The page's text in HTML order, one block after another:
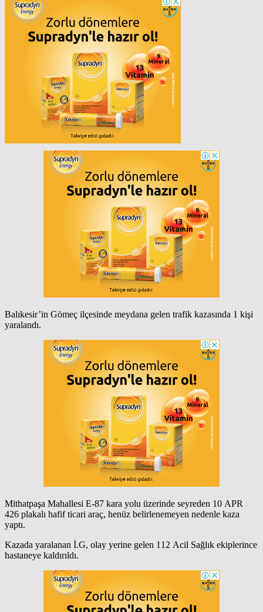
Balıkesir’in Gömeç ilçesinde meydana gelen trafik kazasında 1 kişi
yaralandı.
Mithatpaşa Mahallesi E-87 kara yolu üzerinde seyreden 10 APR
426 plakalı hafif ticari araç, henüz belirlenemeyen nedenle kaza
yaptı.
Kazada yaralanan İ.G, olay yerine gelen 112 Acil Sağlık ekiplerince
hastaneye kaldırıldı.